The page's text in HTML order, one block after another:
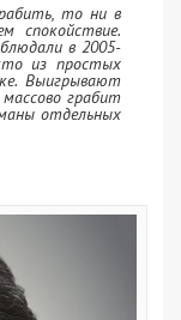
то ни в
спокойствие.
в 2005-
из простых
Выигрывают
грабит
отдельных